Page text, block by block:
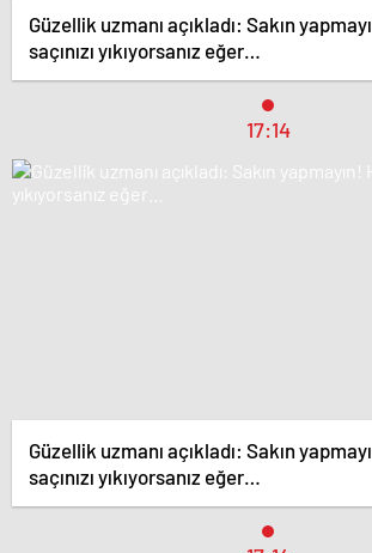
Güzellik uzmanı açıkladı: Sakın
saçınızı yıkıyorsanız eğer…
17:14
Güzellik uzmanı açıkladı: Sakın
saçınızı yıkıyorsanız eğer…